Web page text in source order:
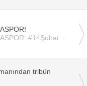
#14Şubat...
tribün